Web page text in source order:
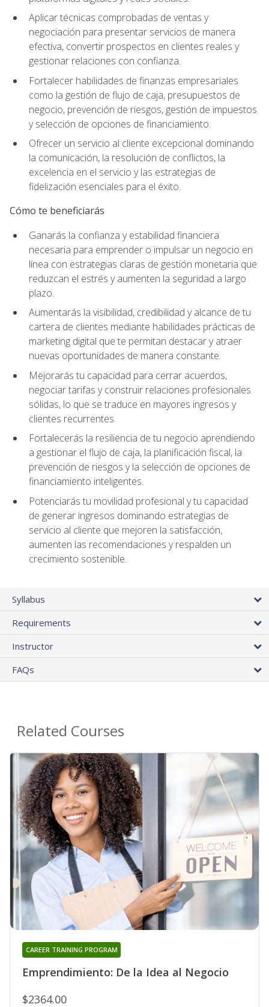
Aplicar técnicas comprobadas de ventas y
negociación para presentar servicios de manera
efectiva, convertir prospectos en clientes reales y
gestionar relaciones con confianza.
Fortalecer habilidades de finanzas empresariales
como la gestión de flujo de caja, presupuestos de
negocio, prevención de riesgos, gestión de impuestos
y selección de opciones de financiamiento.
Ofrecer un servicio al cliente excepcional dominando
la comunicación, la resolución de conflictos, la
excelencia en el servicio y las estrategias de
fidelización esenciales para el éxito.
Cómo te beneficiarás
Ganarás la confianza y estabilidad financiera
necesaria para emprender o impulsar un negocio en
línea con estrategias claras de gestión monetaria que
reduzcan el estrés y aumenten la seguridad a largo
plazo.
Aumentarás la visibilidad, credibilidad y alcance de tu
cartera de clientes mediante habilidades prácticas de
marketing digital que te permitan destacar y atraer
nuevas oportunidades de manera constante.
Mejorarás tu capacidad para cerrar acuerdos,
negociar tarifas y construir relaciones profesionales
sólidas, lo que se traduce en mayores ingresos y
clientes recurrentes.
Fortalecerás la resiliencia de tu negocio aprendiendo
a gestionar el flujo de caja, la planificación fiscal, la
prevención de riesgos y la selección de opciones de
financiamiento inteligentes.
Potenciarás tu movilidad profesional y tu capacidad
de generar ingresos dominando estrategias de
servicio al cliente que mejoren la satisfacción,
aumenten las recomendaciones y respalden un
crecimiento sostenible.
Syllabus
Requirements
Instructor
FAQs
Related Courses
Emprendimiento: De la Idea al Negocio
CAREER TRAINING PROGRAM
$2364.00